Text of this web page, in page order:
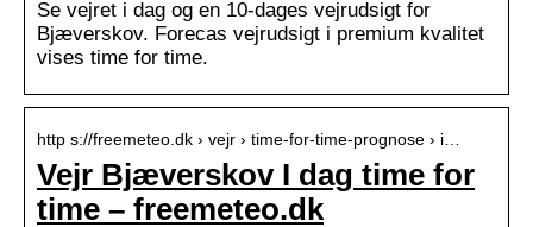
Se vejret i dag og en 10-dages vejrudsigt for
Bjæverskov. Forecas vejrudsigt i premium kvalitet
vises time for time.
http s://freemeteo.dk › vejr › time-for-time-prognose › i…
Vejr Bjæverskov I dag time for
time – freemeteo.dk